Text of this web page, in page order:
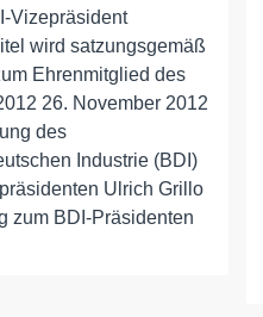
Vizepräsident
wird satzungsgemäß
Ehrenmitglied des
26. November 2012
des
Industrie (BDI)
Ulrich Grillo
zum BDI-Präsidenten